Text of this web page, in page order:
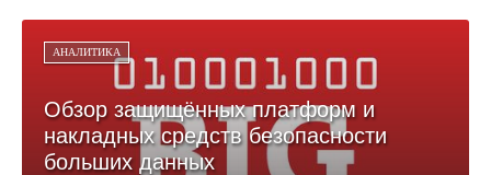
АНАЛИТИКА
Обзор защищённых платформ и
накладных средств безопасности
больших данных